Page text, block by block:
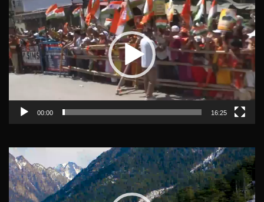
Player
00:00 16:25
Video
Player